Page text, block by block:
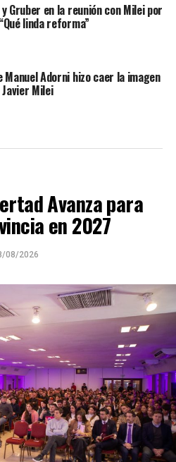
Gruber en la reunión con Milei por
linda reforma”
Manuel Adorni hizo caer la imagen
Milei
Avanza para
en 2027
08/2026